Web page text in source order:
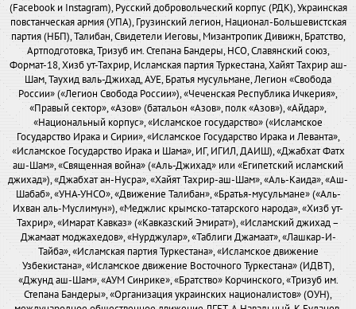
(Facebook и Instagram), Русский добровольческий корпус (РДК), Украинская
повстанческая армия (УПА), Грузинский легион, Национал-Большевистская
партия (НБП), Талибан, Свидетели Иеговы, Мизантропик Дивижн, Братство,
Артподготовка, Тризуб им. Степана Бандеры, НСО, Славянский союз,
Формат-18, Хизб ут-Тахрир, Исламская партия Туркестана, Хайят Тахрир аш-
Шам, Таухид валь-Джихад, АУЕ, Братья мусульмане, Легион «Свобода
России» («Легион Свобода России»), «Чеченская Республика Ичкерия»,
«Правый сектор», «Азов» (батальон «Азов», полк «Азов»), «Айдар»,
«Национальный корпус», «Исламское государство» («Исламское
Государство Ирака и Сирии», «Исламское Государство Ирака и Леванта»,
«Исламское Государство Ирака и Шама», ИГ, ИГИЛ, ДАИШ), «Джабхат Фатх
аш-Шам», «Священная война» («Аль-Джихад» или «Египетский исламский
джихад»), «Джабхат ан-Нусра», «Хайят Тахрир-аш-Шам», «Аль-Каида», «Аш-
Шабаб», «УНА-УНСО», «Движение Талибан», «Братья-мусульмане» («Аль-
Ихван аль-Муслимун»), «Меджлис крымско-татарского народа», «Хизб ут-
Тахрир», «Имарат Кавказ» («Кавказский Эмират»), «Исламский джихад –
Джамаат моджахедов», «Нурджулар», «Таблиги Джамаат», «Лашкар-И-
Тайба», «Исламская партия Туркестана», «Исламское движение
Узбекистана», «Исламское движение Восточного Туркестана» (ИДВТ),
«Джунд аш-Шам», «АУМ Синрике», «Братство» Корчинского, «Тризуб им.
Степана Бандеры», «Организация украинских националистов» (ОУН),